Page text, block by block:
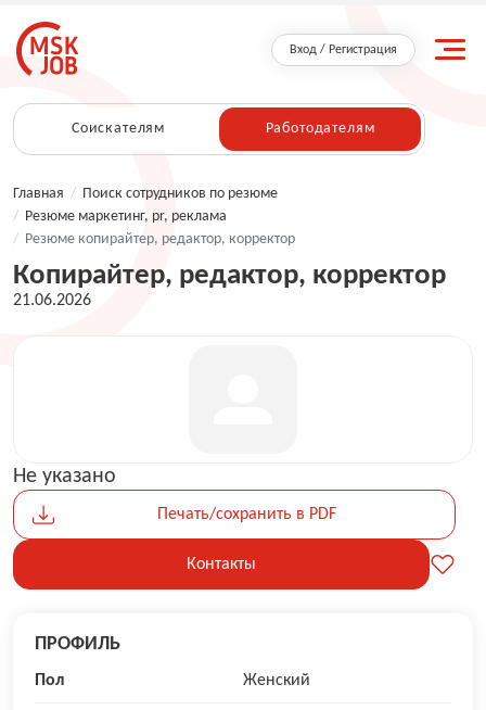
Вход / Регистрация
Соискателям Работодателям
Главная / Поиск сотрудников по резюме
/ Резюме маркетинг, pr, реклама
/ Резюме копирайтер, редактор, корректор
Копирайтер, редактор, корректор
21.06.2026
Не указано
Печать/сохранить в PDF
Контакты
ПРОФИЛЬ
Пол Женский